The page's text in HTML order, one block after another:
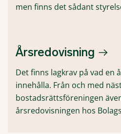
men finns det sådant
Årsredovisning
Det finns lagkrav på vad en
innehålla. Från och med
bostadsrättsföreningen
årsredovisningen hos